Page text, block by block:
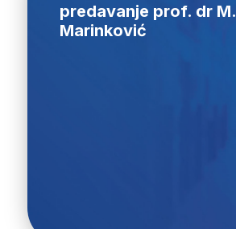
predavanje prof. dr M.
Marinković